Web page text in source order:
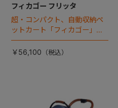
フィカゴー フリッタ
超・コンパクト、自動収納ペ
ットカート「フィカゴー」に
キャビン着脱タイプが新登
場！
￥56,100